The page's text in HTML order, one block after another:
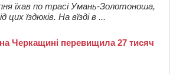
їхав по трасі Умань-Золотоноша,
цих їздюків. На вїзді в ...
Черкащині перевищила 27 тисяч